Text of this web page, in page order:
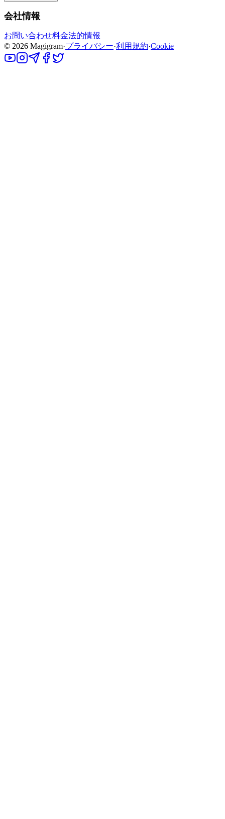
会社情報
お問い合わせ料金法的情報
© 2026 Magigram·プライバシー·利用規約·Cookie